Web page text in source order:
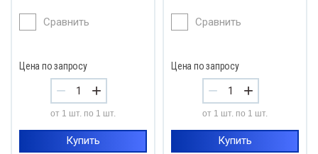
Сравнить
Цена по запросу
− +
от 1 шт. по 1 шт.
Купить
Сравнить
Цена по запросу
− +
от 1 шт. по 1 шт.
Купить